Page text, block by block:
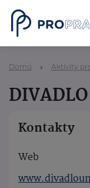
Domů Aktivity
Kontakty
Web